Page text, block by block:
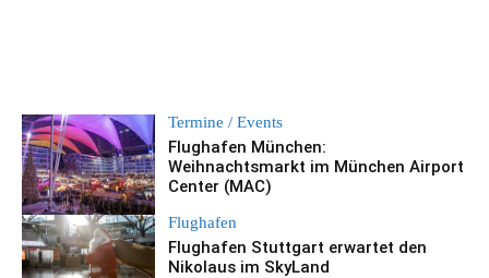
Termine / Events
Flughafen München:
Weihnachtsmarkt im München Airport
Center (MAC)
Flughafen
Flughafen Stuttgart erwartet den
Nikolaus im SkyLand